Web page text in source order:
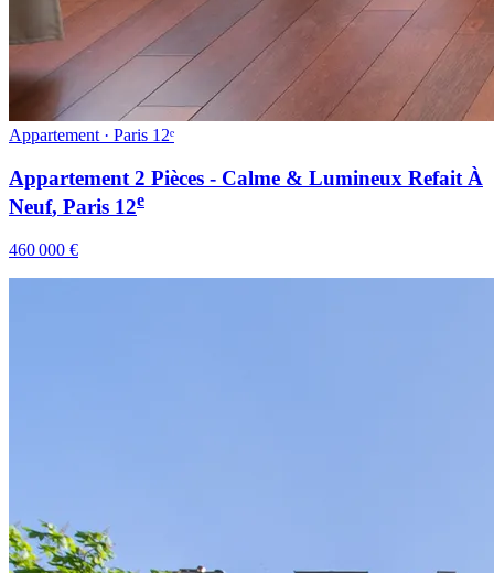
Appartement · Paris 12ᵉ
Appartement 2 Pièces - Calme & Lumineux Refait À
Neuf, Paris 12e
460 000 €